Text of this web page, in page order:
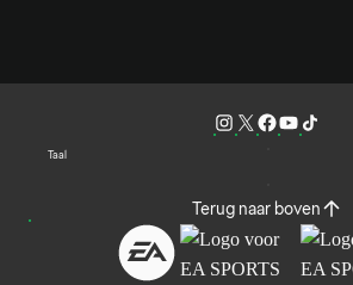
Taal
Terug naar boven